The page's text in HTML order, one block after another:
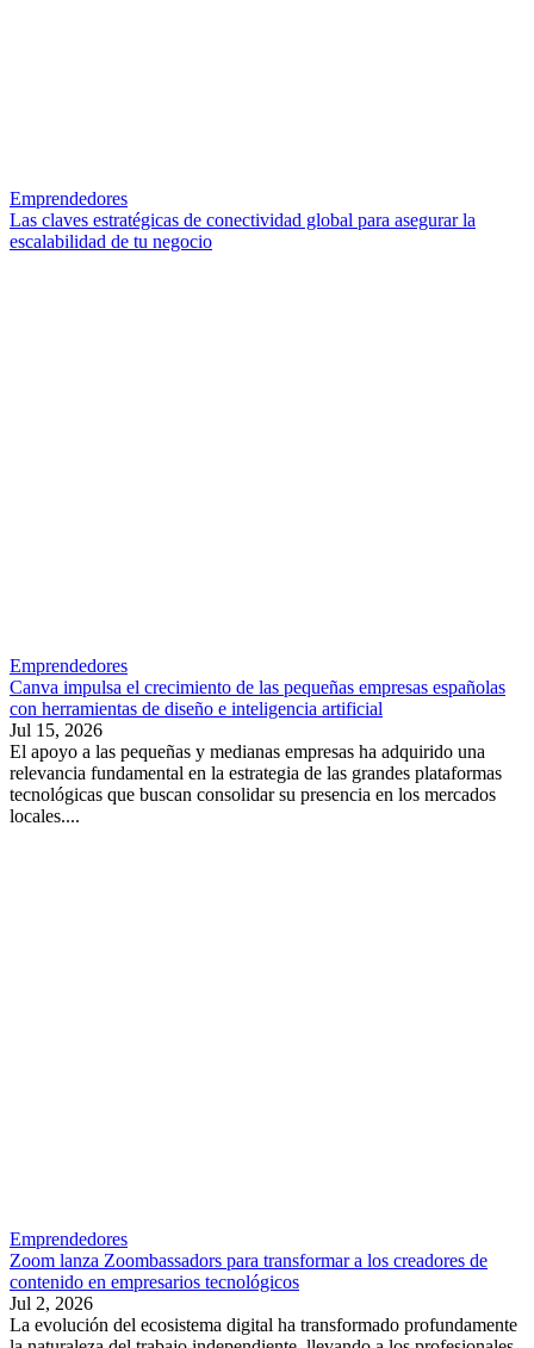
Emprendedores
Las claves estratégicas de conectividad global para asegurar la
escalabilidad de tu negocio
Emprendedores
Canva impulsa el crecimiento de las pequeñas empresas españolas
con herramientas de diseño e inteligencia artificial
Jul 15, 2026
El apoyo a las pequeñas y medianas empresas ha adquirido una
relevancia fundamental en la estrategia de las grandes plataformas
tecnológicas que buscan consolidar su presencia en los mercados
locales....
Emprendedores
Zoom lanza Zoombassadors para transformar a los creadores de
contenido en empresarios tecnológicos
Jul 2, 2026
La evolución del ecosistema digital ha transformado profundamente